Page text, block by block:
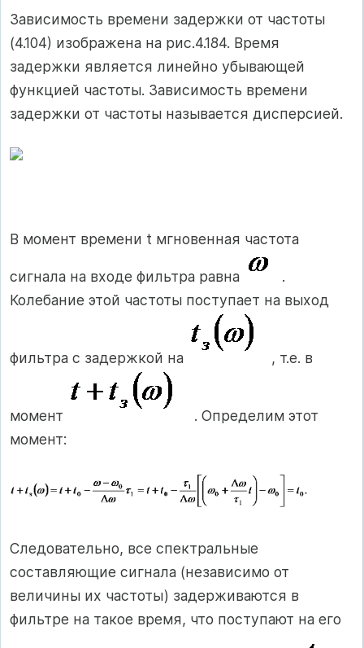
Зависимость времени задержки от частоты
(4.104) изображена на рис.4.184. Время
задержки является линейно убывающей
функцией частоты. Зависимость времени
задержки от частоты называется дисперсией.
В момент времени t мгновенная частота
сигнала на входе фильтра равна
.
Колебание этой частоты поступает на выход
фильтра с задержкой на , т.е. в
момент
. Определим этот
момент:
Следовательно, все спектральные
составляющие сигнала (независимо от
величины их частоты) задерживаются в
фильтре на такое время, что поступают на его